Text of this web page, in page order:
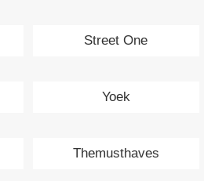
Street One
Yoek
Themusthaves